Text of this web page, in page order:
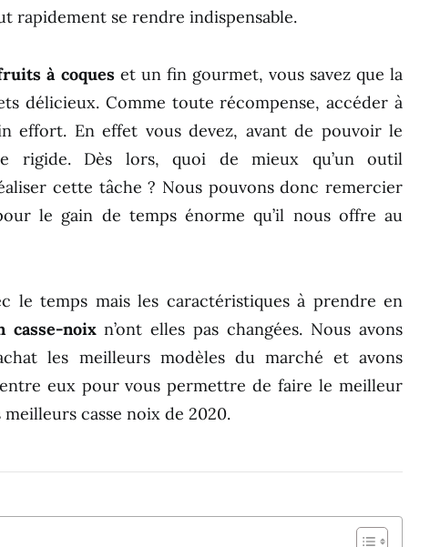
rapidement se rendre indispensable.
à coqueset un fin gourmet, vous savez que la
délicieux. Comme toute récompense, accéder à
effort. En effet vous devez, avant de pouvoir le
rigide. Dès lors, quoi de mieux qu’un outil
cette tâche ? Nous pouvons donc remercier
le gain de temps énorme qu’il nous offre au
le temps mais les caractéristiques à prendre en
casse-noixn’ont elles pas changées. Nous avons
les meilleurs modèles du marché et avons
eux pour vous permettre de faire le meilleur
casse noix de 2020.